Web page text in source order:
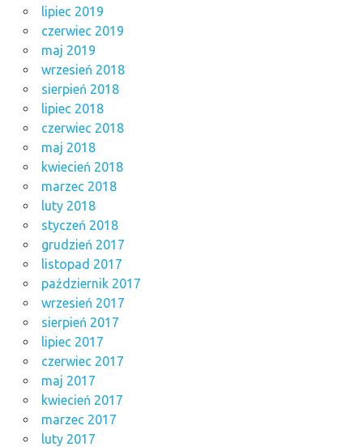
lipiec 2019
czerwiec 2019
maj 2019
wrzesień 2018
sierpień 2018
lipiec 2018
czerwiec 2018
maj 2018
kwiecień 2018
marzec 2018
luty 2018
styczeń 2018
grudzień 2017
listopad 2017
październik 2017
wrzesień 2017
sierpień 2017
lipiec 2017
czerwiec 2017
maj 2017
kwiecień 2017
marzec 2017
luty 2017